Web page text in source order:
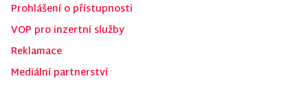
Prohlášení o přístupnosti
VOP pro inzertní služby
Reklamace
Mediální partnerství